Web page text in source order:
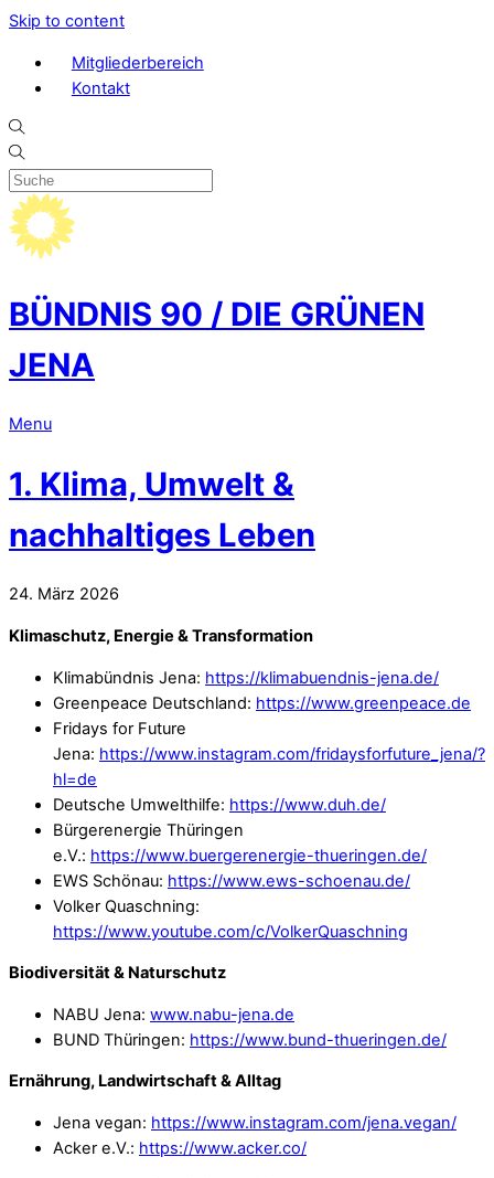
Skip to content
Mitgliederbereich
Kontakt
BÜNDNIS 90 / DIE GRÜNEN
JENA
Menu
1. Klima, Umwelt &
nachhaltiges Leben
24. März 2026
Klimaschutz, Energie & Transformation
Klimabündnis Jena: https://klimabuendnis-jena.de/
Greenpeace Deutschland: https://www.greenpeace.de
Fridays for Future
Jena: https://www.instagram.com/fridaysforfuture_jena/?
hl=de
Deutsche Umwelthilfe: https://www.duh.de/
Bürgerenergie Thüringen
e.V.: https://www.buergerenergie-thueringen.de/
EWS Schönau: https://www.ews-schoenau.de/
Volker Quaschning:
https://www.youtube.com/c/VolkerQuaschning
Biodiversität & Naturschutz
NABU Jena: www.nabu-jena.de
BUND Thüringen: https://www.bund-thueringen.de/
Ernährung, Landwirtschaft & Alltag
Jena vegan: https://www.instagram.com/jena.vegan/
Acker e.V.: https://www.acker.co/